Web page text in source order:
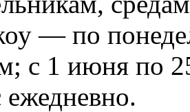
— по
с 1 июня по